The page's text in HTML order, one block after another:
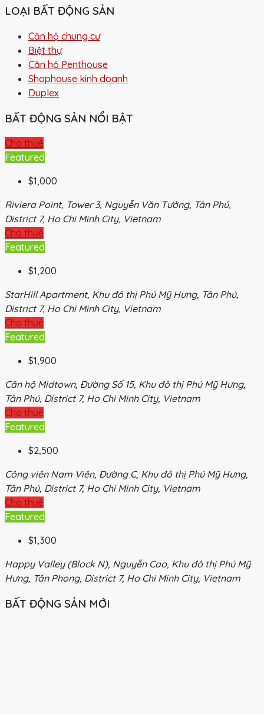
LOẠI BẤT ĐỘNG SẢN
Căn hộ chung cư
Biệt thự
Căn hộ Penthouse
Shophouse kinh doanh
Duplex
BẤT ĐỘNG SẢN NỔI BẬT
Cho thuê
Featured
$1,000
Riviera Point, Tower 3, Nguyễn Văn Tưởng, Tân Phú,
District 7, Ho Chi Minh City, Vietnam
Cho thuê
Featured
$1,200
StarHill Apartment, Khu đô thị Phú Mỹ Hưng, Tân Phú,
District 7, Ho Chi Minh City, Vietnam
Cho thuê
Featured
$1,900
Căn hộ Midtown, Đường Số 15, Khu đô thị Phú Mỹ Hưng,
Tân Phú, District 7, Ho Chi Minh City, Vietnam
Cho thuê
Featured
$2,500
Công viên Nam Viên, Đường C, Khu đô thị Phú Mỹ Hưng,
Tân Phú, District 7, Ho Chi Minh City, Vietnam
Cho thuê
Featured
$1,300
Happy Valley (Block N), Nguyễn Cao, Khu đô thị Phú Mỹ
Hưng, Tân Phong, District 7, Ho Chi Minh City, Vietnam
BẤT ĐỘNG SẢN MỚI